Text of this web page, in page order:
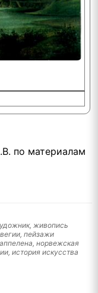
по материалам
живопись
пейзажи
норвежская
история искусства